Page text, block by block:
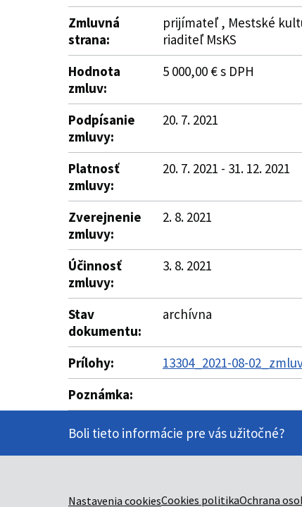
Zmluvná
strana:
prijímateľ , Mestské
riaditeľ MsKS
Hodnota
zmluv:
5 000,00 € s DPH
Podpísanie
zmluvy:
20. 7. 2021
Platnosť
zmluvy:
20. 7. 2021 - 31. 12. 2021
Zverejnenie
zmluvy:
2. 8. 2021
Účinnosť
zmluvy:
3. 8. 2021
Stav
dokumentu:
archívna
Prílohy:
13304_2021-08-
Poznámka:
Boli tieto informácie pre vás užitočné?
Nastavenia cookiesCookies politikaOchrana